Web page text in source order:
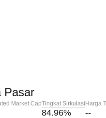
Pasar
Market CapTingkat Sirkulasi
84.96%
Harga
--